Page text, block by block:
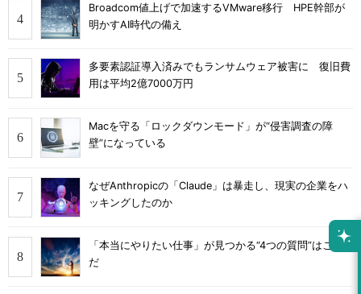
Broadcom値上げで加速するVMware移行 HPE幹部が
明かすAI時代の備え
多要素認証導入済みでもランサムウェア被害に 復旧費
用は平均2億7000万円
Macを守る「ロックダウンモード」が“侵害調査の障
壁”になっている
なぜAnthropicの「Claude」は暴走し、現実の企業をハ
ッキングしたのか
「本当にやりたい仕事」が見つかる“4つの質問”はこれ
だ